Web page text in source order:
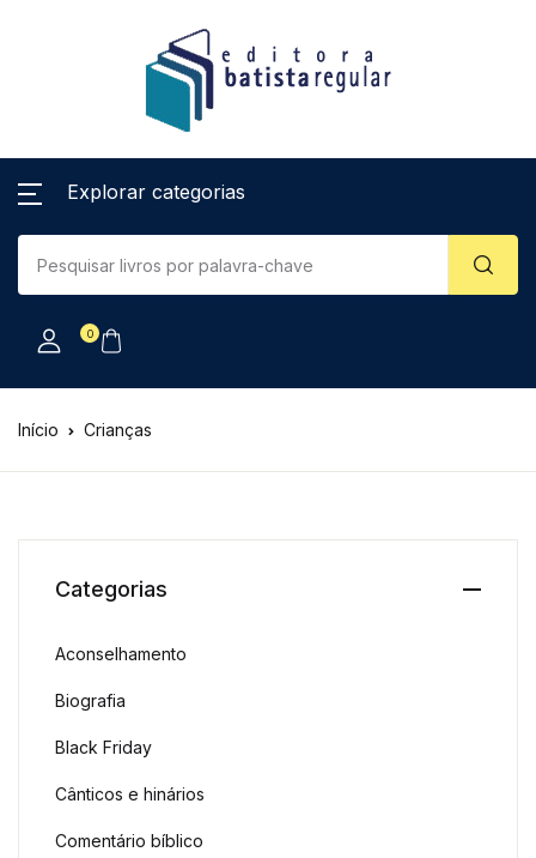
Explorar categorias
0
Início Crianças
Categorias
Aconselhamento
Biografia
Black Friday
Cânticos e hinários
Comentário bíblico